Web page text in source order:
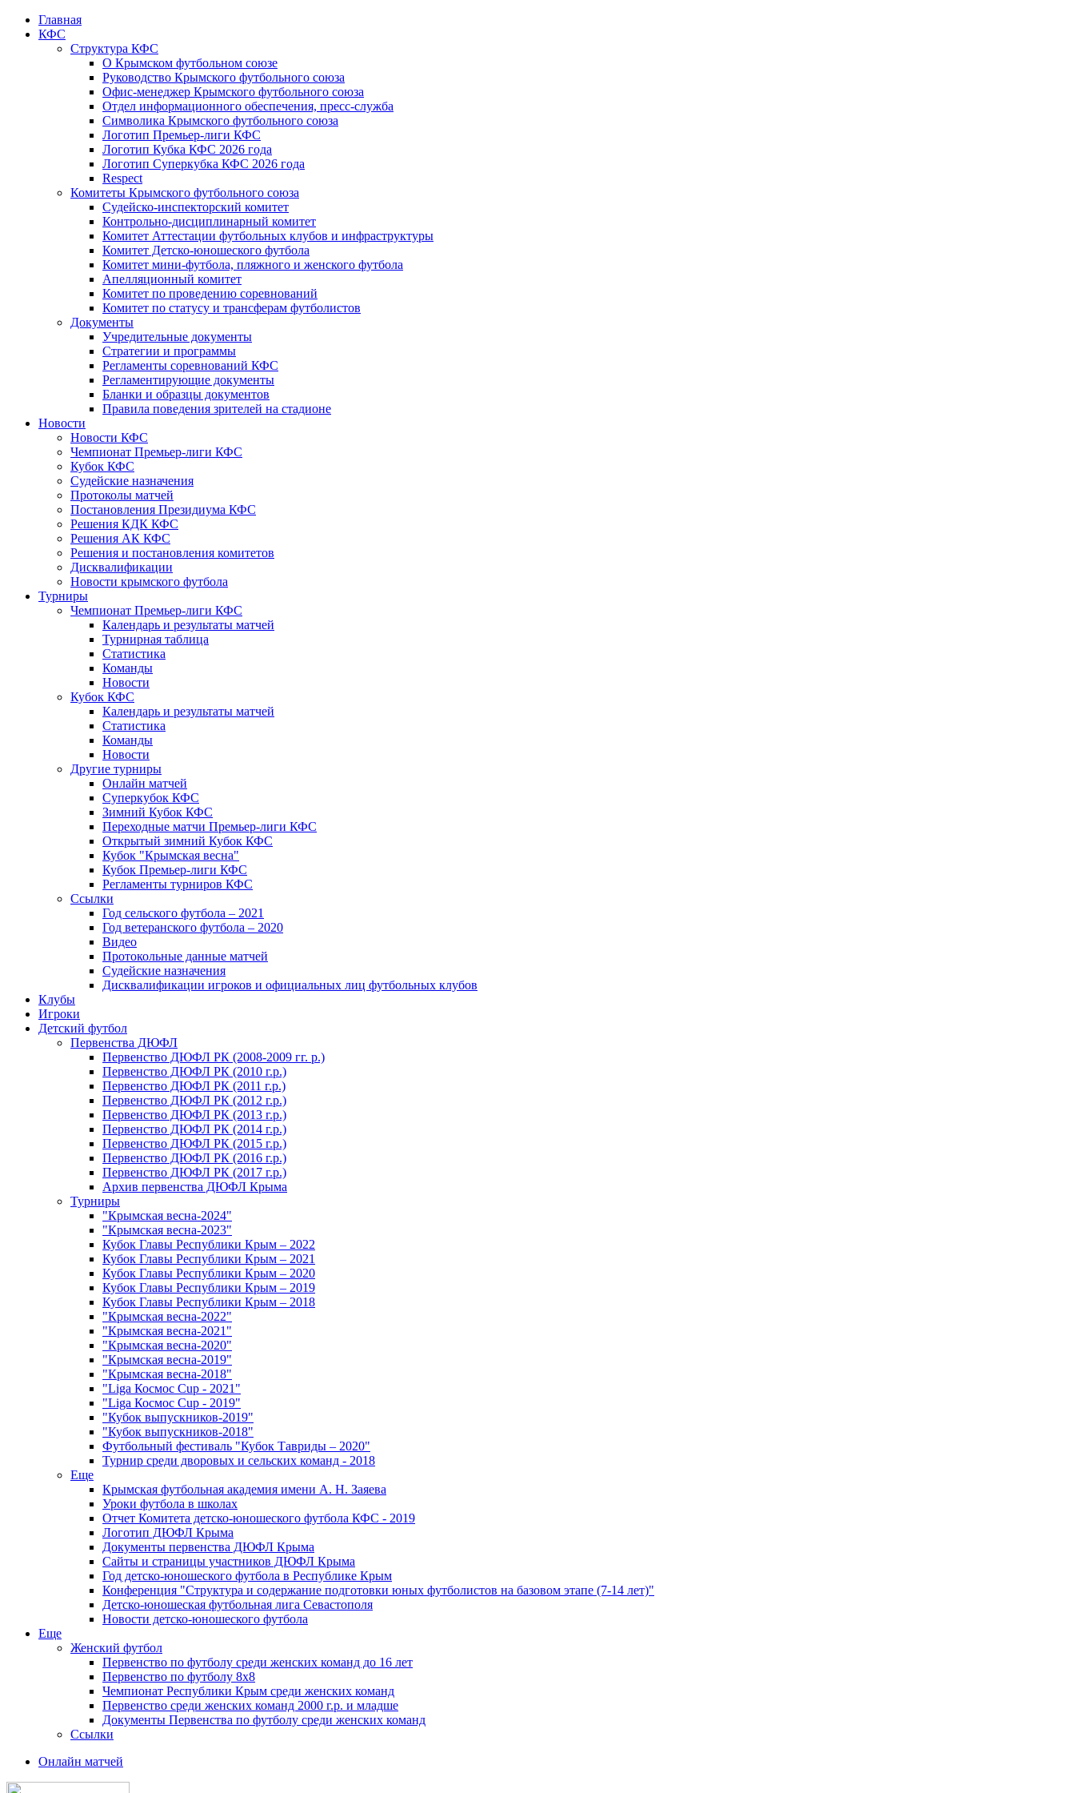
Главная
КФС
Структура КФС
О Крымском футбольном союзе
Руководство Крымского футбольного союза
Офис-менеджер Крымского футбольного союза
Отдел информационного обеспечения, пресс-служба
Символика Крымского футбольного союза
Логотип Премьер-лиги КФС
Логотип Кубка КФС 2026 года
Логотип Суперкубка КФС 2026 года
Respect
Комитеты Крымского футбольного союза
Судейско-инспекторский комитет
Контрольно-дисциплинарный комитет
Комитет Аттестации футбольных клубов и инфраструктуры
Комитет Детско-юношеского футбола
Комитет мини-футбола, пляжного и женского футбола
Апелляционный комитет
Комитет по проведению соревнований
Комитет по статусу и трансферам футболистов
Документы
Учредительные документы
Стратегии и программы
Регламенты соревнований КФС
Регламентирующие документы
Бланки и образцы документов
Правила поведения зрителей на стадионе
Новости
Новости КФС
Чемпионат Премьер-лиги КФС
Кубок КФС
Судейские назначения
Протоколы матчей
Постановления Президиума КФС
Решения КДК КФС
Решения АК КФС
Решения и постановления комитетов
Дисквалификации
Новости крымского футбола
Турниры
Чемпионат Премьер-лиги КФС
Календарь и результаты матчей
Турнирная таблица
Статистика
Команды
Новости
Кубок КФС
Календарь и результаты матчей
Статистика
Команды
Новости
Другие турниры
Онлайн матчей
Суперкубок КФС
Зимний Кубок КФС
Переходные матчи Премьер-лиги КФС
Открытый зимний Кубок КФС
Кубок "Крымская весна"
Кубок Премьер-лиги КФС
Регламенты турниров КФС
Ссылки
Год сельского футбола – 2021
Год ветеранского футбола – 2020
Видео
Протокольные данные матчей
Судейские назначения
Дисквалификации игроков и официальных лиц футбольных клубов
Клубы
Игроки
Детский футбол
Первенства ДЮФЛ
Первенство ДЮФЛ РК (2008-2009 гг. р.)
Первенство ДЮФЛ РК (2010 г.р.)
Первенство ДЮФЛ РК (2011 г.р.)
Первенство ДЮФЛ РК (2012 г.р.)
Первенство ДЮФЛ РК (2013 г.р.)
Первенство ДЮФЛ РК (2014 г.р.)
Первенство ДЮФЛ РК (2015 г.р.)
Первенство ДЮФЛ РК (2016 г.р.)
Первенство ДЮФЛ РК (2017 г.р.)
Архив первенства ДЮФЛ Крыма
Турниры
"Крымская весна-2024"
"Крымская весна-2023"
Кубок Главы Республики Крым – 2022
Кубок Главы Республики Крым – 2021
Кубок Главы Республики Крым – 2020
Кубок Главы Республики Крым – 2019
Кубок Главы Республики Крым – 2018
"Крымская весна-2022"
"Крымская весна-2021"
"Крымская весна-2020"
"Крымская весна-2019"
"Крымская весна-2018"
"Liga Космос Cup - 2021"
"Liga Космос Cup - 2019"
"Кубок выпускников-2019"
"Кубок выпускников-2018"
Футбольный фестиваль "Кубок Тавриды – 2020"
Турнир среди дворовых и сельских команд - 2018
Еще
Крымская футбольная академия имени А. Н. Заяева
Уроки футбола в школах
Отчет Комитета детско-юношеского футбола КФС - 2019
Логотип ДЮФЛ Крыма
Документы первенства ДЮФЛ Крыма
Сайты и страницы участников ДЮФЛ Крыма
Год детско-юношеского футбола в Республике Крым
Конференция "Структура и содержание подготовки юных футболистов на базовом этапе (7-14 лет)"
Детско-юношеская футбольная лига Севастополя
Новости детско-юношеского футбола
Еще
Женский футбол
Первенство по футболу среди женских команд до 16 лет
Первенство по футболу 8х8
Чемпионат Республики Крым среди женских команд
Первенство среди женских команд 2000 г.р. и младше
Документы Первенства по футболу среди женских команд
Ссылки
Онлайн матчей